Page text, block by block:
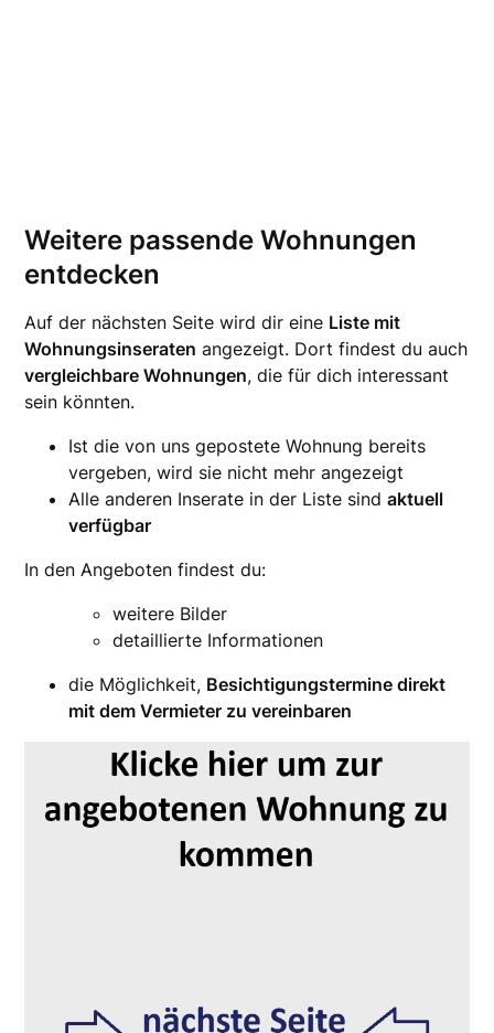
Weitere passende Wohnungen
entdecken
Auf der nächsten Seite wird dir eine Liste mit
Wohnungsinseraten angezeigt. Dort findest du auch
vergleichbare Wohnungen, die für dich interessant
sein könnten.
Ist die von uns gepostete Wohnung bereits
vergeben, wird sie nicht mehr angezeigt
Alle anderen Inserate in der Liste sindaktuell
verfügbar
In den Angeboten findest du:
weitere Bilder
detaillierte Informationen
die Möglichkeit, Besichtigungstermine direkt
mit dem Vermieter zu vereinbaren